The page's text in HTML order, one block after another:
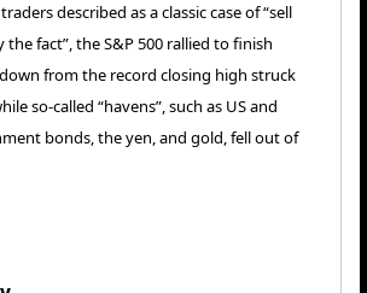
described as a classic case of “sell
fact”, the S&P 500 rallied to finish
from the record closing high struck
so-called “havens”, such as US and
bonds, the yen, and gold, fell out of